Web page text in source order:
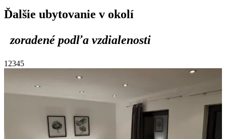
Ďalšie ubytovanie v okolí
zoradené podľa vzdialenosti
1 2345